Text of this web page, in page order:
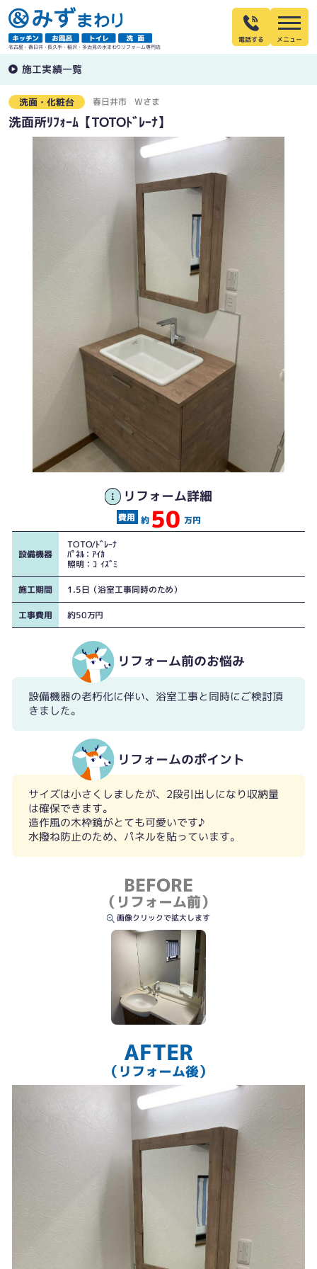
名古屋・春日井・長久手・稲沢・多治見の水まわりリフォーム専門店
電話する
施工実績一覧
洗面・化粧台 春日井市 Wさま
洗面所ﾘﾌｫｰﾑ【TOTOﾄﾞﾚｰﾅ】
リフォーム詳細
約 50 万円
設備機器
TOTO/ﾄﾞﾚｰﾅ
ﾊﾟﾈﾙ：ｱｲｶ
照明：ｺｲｽﾞﾐ
施工期間 1.5日（浴室工事同時のため）
工事費用 約50万円
リフォーム前のお悩み
設備機器の老朽化に伴い、浴室工事と同時にご検討頂
きました。
リフォームのポイント
サイズは小さくしましたが、2段引出しになり収納量
は確保できます。
造作風の木枠鏡がとても可愛いです♪
水撥ね防止のため、パネルを貼っています。
BEFORE
（リフォーム前）
画像クリックで拡大します
AFTER
（リフォーム後）